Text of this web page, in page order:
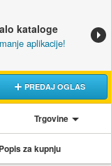
kataloge
aplikacije!
PREDAJ OGLAS
Trgovine
Popis za kupnju